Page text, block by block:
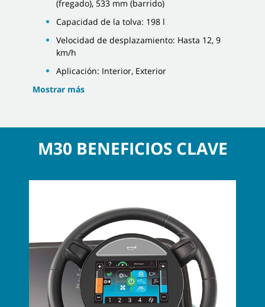
(fregado), 533 mm (barrido)
Capacidad de la tolva: 198 l
Velocidad de desplazamiento: Hasta 12, 9
km/h
Aplicación: Interior, Exterior
Mostrar más
M30 BENEFICIOS CLAVE